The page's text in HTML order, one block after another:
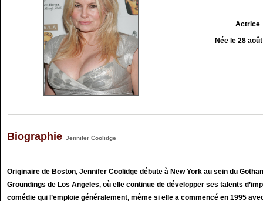
Actrice
Née le 28
Biographie Jennifer Coolidge
Originaire de Boston, Jennifer Coolidge débute à New York au sein du
Groundings de Los Angeles, où elle continue de développer ses talents
comédie qui l’emploie généralement, même si elle a commencé en 1995